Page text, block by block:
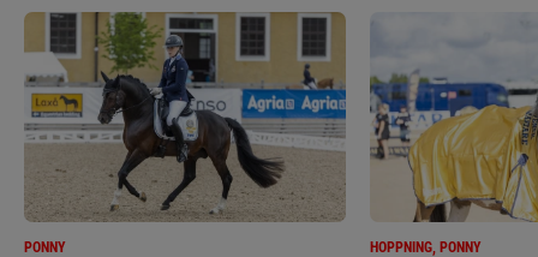
PONNY HOPPNING, PONNY